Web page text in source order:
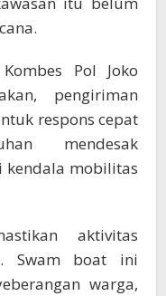
Pol Joko
pengiriman
respons cepat
mendesak
kendala mobilitas
aktivitas
Swam boat ini
warga,